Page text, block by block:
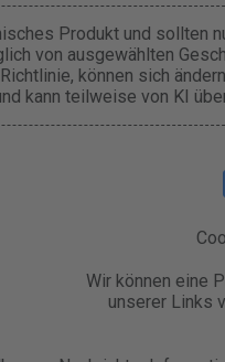
Produkt und sollten
von ausgewählten
können sich
kann teilweise von KI
Wir können eine
unserer Links